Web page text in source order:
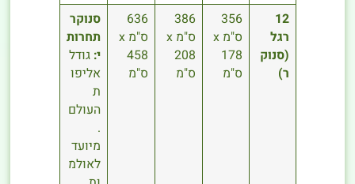
12
רגל
(סנוק
ר)
356
ס"מ x
178
ס"מ
386
ס"מ x
208
ס"מ
636
ס"מ x
458
ס"מ
סנוקר
תחרות
י: גודל
אליפו
ת
העולם
.
מיועד
לאולמ